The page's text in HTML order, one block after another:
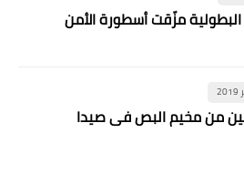
مزّقت أسطورة الأمن
من مخيم البص في صيدا